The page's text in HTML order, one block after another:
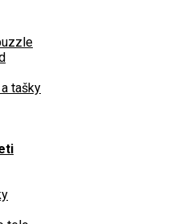
tašky